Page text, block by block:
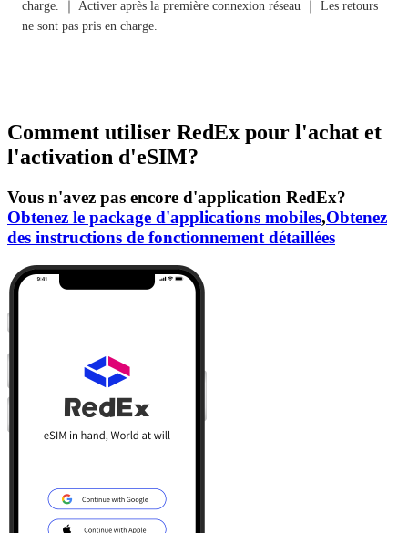
charge. ｜ Activer après la première connexion réseau ｜ Les retours
ne sont pas pris en charge.
Comment utiliser RedEx pour l'achat et
l'activation d'eSIM?
Vous n'avez pas encore d'application RedEx?
Obtenez le package d'applications mobiles,Obtenez
des instructions de fonctionnement détaillées